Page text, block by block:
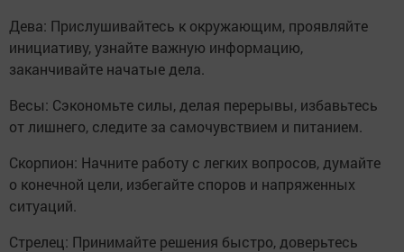
Дева: Прислушивайтесь к окружающим, проявляйте
инициативу, узнайте важную информацию,
заканчивайте начатые дела.
Весы: Сэкономьте силы, делая перерывы, избавьтесь
от лишнего, следите за самочувствием и питанием.
Скорпион: Начните работу с легких вопросов, думайте
о конечной цели, избегайте споров и напряженных
ситуаций.
Стрелец: Принимайте решения быстро, доверьтесь